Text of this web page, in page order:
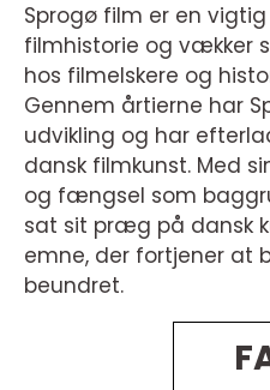
Sprogø film er en
filmhistorie og vækker
hos filmelskere og
Gennem årtierne har
udvikling og har
dansk filmkunst. Med
og fængsel som
sat sit præg på dansk
emne, der fortjener at
beundret.